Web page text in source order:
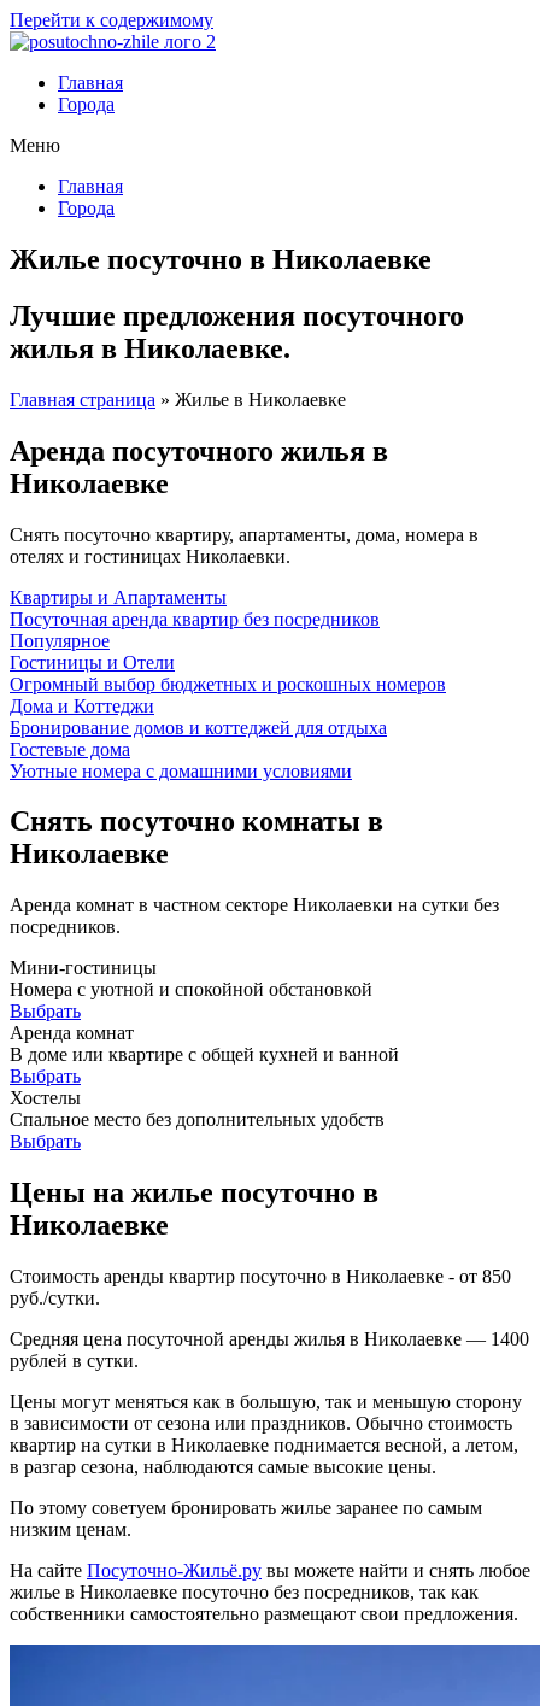
Перейти к содержимому
Главная
Города
Меню
Главная
Города
Жилье посуточно в Николаевке
Лучшие предложения посуточного
жилья в Николаевке.
Главная страница » Жилье в Николаевке
Аренда посуточного жилья в
Николаевке
Снять посуточно квартиру, апартаменты, дома, номера в
отелях и гостиницах Николаевки.
Квартиры и Апартаменты
Посуточная аренда квартир без посредников
Популярное
Гостиницы и Отели
Огромный выбор бюджетных и роскошных номеров
Дома и Коттеджи
Бронирование домов и коттеджей для отдыха
Гостевые дома
Уютные номера с домашними условиями
Снять посуточно комнаты в
Николаевке
Аренда комнат в частном секторе Николаевки на сутки без
посредников.
Мини-гостиницы
Номера с уютной и спокойной обстановкой
Выбрать
Аренда комнат
В доме или квартире с общей кухней и ванной
Выбрать
Хостелы
Спальное место без дополнительных удобств
Выбрать
Цены на жилье посуточно в
Николаевке
Стоимость аренды квартир посуточно в Николаевке - от 850
руб./сутки.
Средняя цена посуточной аренды жилья в Николаевке — 1400
рублей в сутки.
Цены могут меняться как в большую, так и меньшую сторону
в зависимости от сезона или праздников. Обычно стоимость
квартир на сутки в Николаевке поднимается весной, а летом,
в разгар сезона, наблюдаются самые высокие цены.
По этому советуем бронировать жилье заранее по самым
низким ценам.
На сайте Посуточно-Жильё.ру вы можете найти и снять любое
жилье в Николаевке посуточно без посредников, так как
собственники самостоятельно размещают свои предложения.